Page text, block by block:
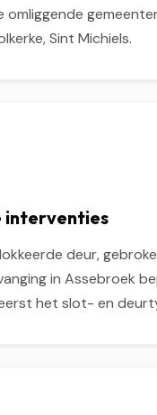
omliggende
Sint Michiels.
interventies
deur,
in Assebroek
het slot- en